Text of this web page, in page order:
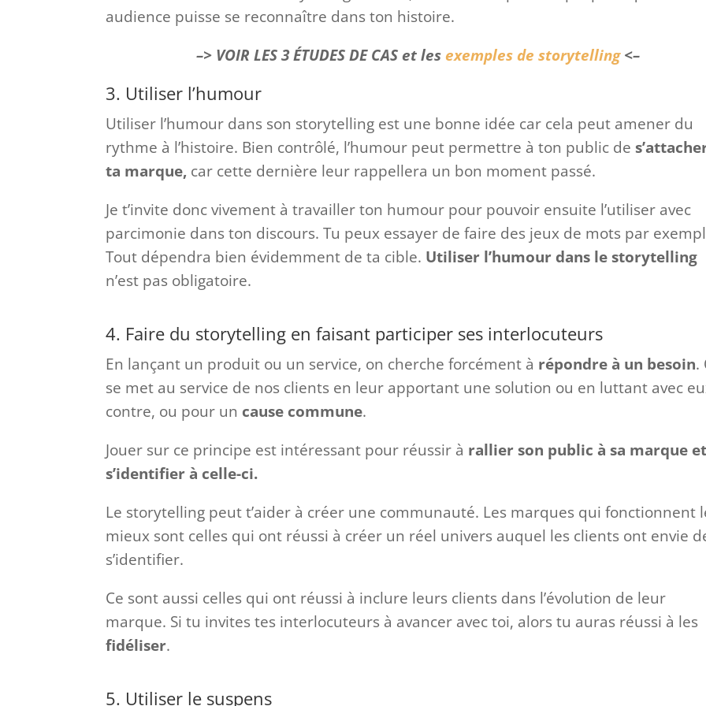
audience puisse se reconnaître dans ton histoire.
–> VOIR LES 3 ÉTUDES DE CAS et les exemples de storytelling<–
3. Utiliser l’humour
Utiliser l’humour dans son storytelling est une bonne idée car cela peut amener du
rythme à l’histoire. Bien contrôlé, l’humour peut permettre à ton public de
ta marque, car cette dernière leur rappellera un bon moment passé.
Je t’invite donc vivement à travailler ton humour pour pouvoir ensuite l’utiliser avec
parcimonie dans ton discours. Tu peux essayer de faire des jeux de mots par
Tout dépendra bien évidemment de ta cible. Utiliser l’humour dans le storytelling
n’est pas obligatoire.
4. Faire du storytelling en faisant participer ses interlocuteurs
En lançant un produit ou un service, on cherche forcément à répondre à un besoin.
se met au service de nos clients en leur apportant une solution ou en luttant avec
contre, ou pour un cause commune.
Jouer sur ce principe est intéressant pour réussir à rallier son public à sa marque
s’identifier à celle-ci.
Le storytelling peut t’aider à créer une communauté. Les marques qui fonctionnent
mieux sont celles qui ont réussi à créer un réel univers auquel les clients ont envie
s’identifier.
Ce sont aussi celles qui ont réussi à inclure leurs clients dans l’évolution de leur
marque. Si tu invites tes interlocuteurs à avancer avec toi, alors tu auras réussi à les
fidéliser.
5. Utiliser le suspens